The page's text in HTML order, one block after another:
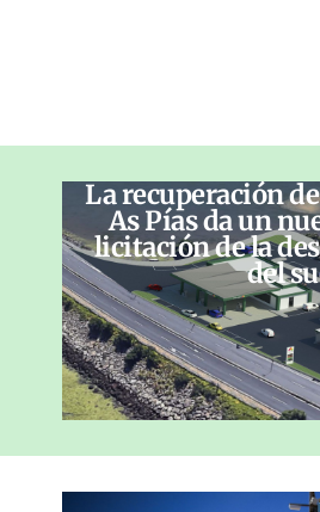
La recuperación
As Pías da un
licitación de la
del